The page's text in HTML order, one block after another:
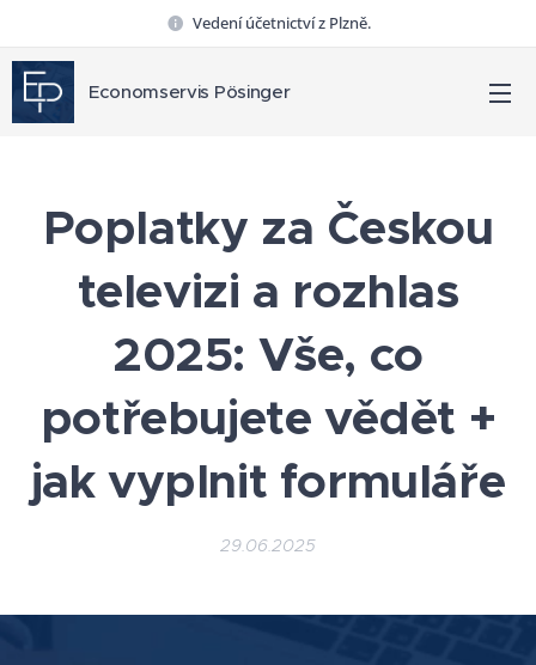
Vedení účetnictví z Plzně.
Economservis Pösinger
Poplatky za Českou
televizi a rozhlas
2025: Vše, co
potřebujete vědět +
jak vyplnit formuláře
29.06.2025